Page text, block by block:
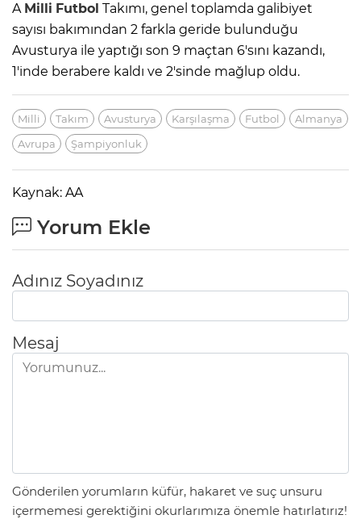
A Milli Futbol Takımı, genel toplamda galibiyet
sayısı bakımından 2 farkla geride bulunduğu
Avusturya ile yaptığı son 9 maçtan 6'sını kazandı,
1'inde berabere kaldı ve 2'sinde mağlup oldu.
Milli Takım Avusturya Karşılaşma Futbol
Almanya
Avrupa
Şampiyonluk
Kaynak: AA
Yorum Ekle
Adınız Soyadınız
Mesaj
Gönderilen yorumların küfür, hakaret ve suç unsuru
içermemesi gerektiğini okurlarımıza önemle hatırlatırız!